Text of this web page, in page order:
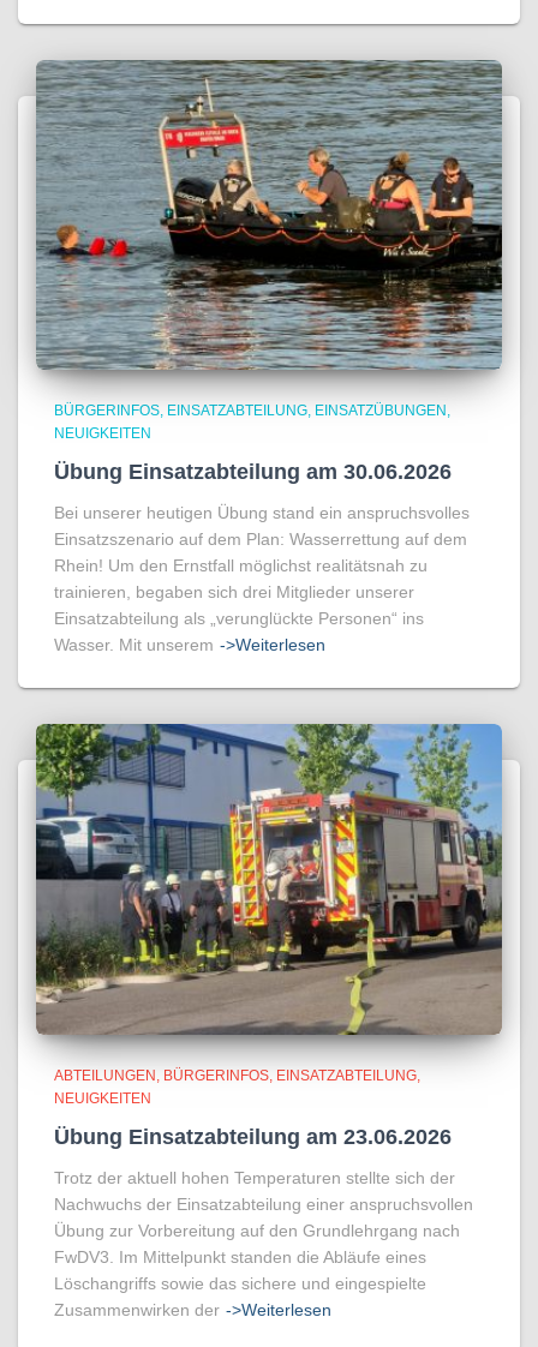
BÜRGERINFOS EINSATZABTEILUNG EINSATZÜBUNGEN
NEUIGKEITEN
Übung Einsatzabteilung am 30.06.2026
Bei unserer heutigen Übung stand ein anspruchsvolles
Einsatzszenario auf dem Plan: Wasserrettung auf dem
Rhein! Um den Ernstfall möglichst realitätsnah zu
trainieren, begaben sich drei Mitglieder unserer
Einsatzabteilung als „verunglückte Personen“ ins
Wasser. Mit unserem ->Weiterlesen
ABTEILUNGEN BÜRGERINFOS EINSATZABTEILUNG
NEUIGKEITEN
Übung Einsatzabteilung am 23.06.2026
Trotz der aktuell hohen Temperaturen stellte sich der
Nachwuchs der Einsatzabteilung einer anspruchsvollen
Übung zur Vorbereitung auf den Grundlehrgang nach
FwDV3. Im Mittelpunkt standen die Abläufe eines
Löschangriffs sowie das sichere und eingespielte
Zusammenwirken der ->Weiterlesen